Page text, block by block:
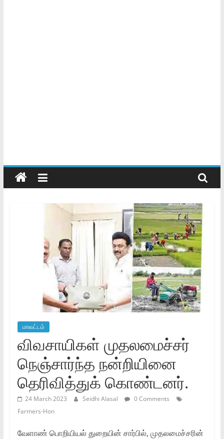
மாவட்டம்
விவசாயிகள் முதலமைச்சர்
நெஞ்சார்ந்த நன்றியினை
தெரிவித்துக் கொண்டனர்.
24 March 2023 Seidhi Alasal
0 Comments
Farmers-Hon
வேளாண் பொறியியல் துறையின் சார்பில், முதலமைச்சரின்